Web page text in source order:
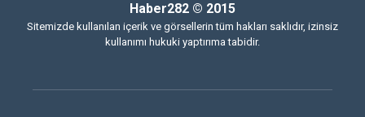
Haber282 © 2015
Sitemizde kullanılan içerik ve görsellerin tüm hakları saklıdır, izinsiz
kullanımı hukuki yaptırıma tabidir.